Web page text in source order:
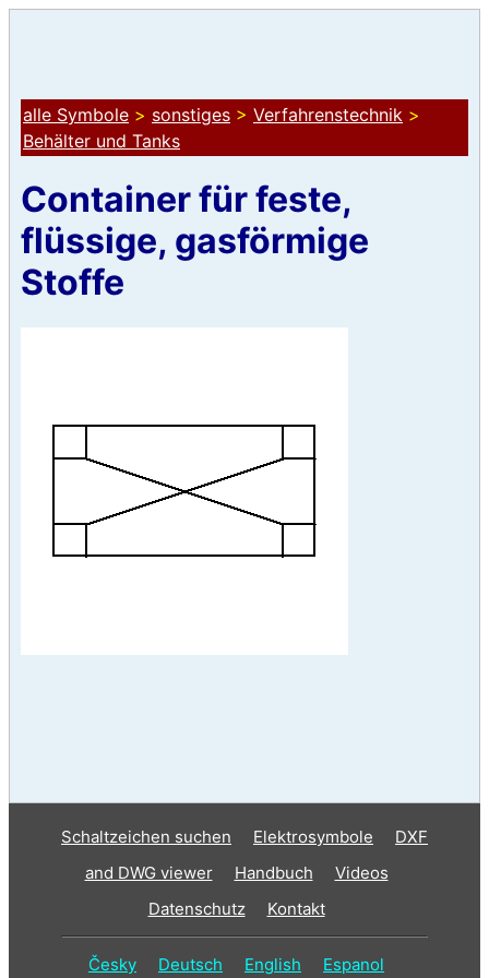
alle Symbole > sonstiges > Verfahrenstechnik >
Behälter und Tanks
Container für feste,
flüssige, gasförmige
Stoffe
Schaltzeichen suchen Elektrosymbole
DXF
and DWG viewer
Handbuch
Videos
Datenschutz
Kontakt
Česky Deutsch English Espanol